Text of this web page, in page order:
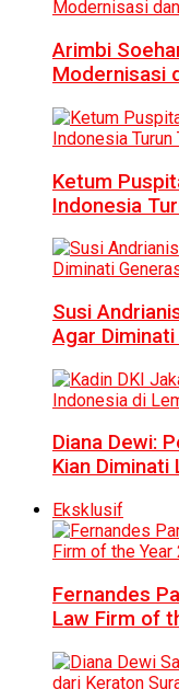
Arimbi
Modernisasi
Ketum
Indonesia
Susi
Agar
Diana Dewi:
Kian Diminati
Eksklusif
Fernandes
Law Firm of